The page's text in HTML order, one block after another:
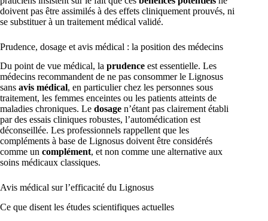
doivent pas être assimilés à des effets cliniquement prouvés, ni
se substituer à un traitement médical validé.
Prudence, dosage et avis médical : la position des médecins
Du point de vue médical, la prudence est essentielle. Les
médecins recommandent de ne pas consommer le Lignosus
sans avis médical, en particulier chez les personnes sous
traitement, les femmes enceintes ou les patients atteints de
maladies chroniques. Le dosage n’étant pas clairement établi
par des essais cliniques robustes, l’automédication est
déconseillée. Les professionnels rappellent que les
compléments à base de Lignosus doivent être considérés
comme un complément, et non comme une alternative aux
soins médicaux classiques.
Avis médical sur l’efficacité du Lignosus
Ce que disent les études scientifiques actuelles